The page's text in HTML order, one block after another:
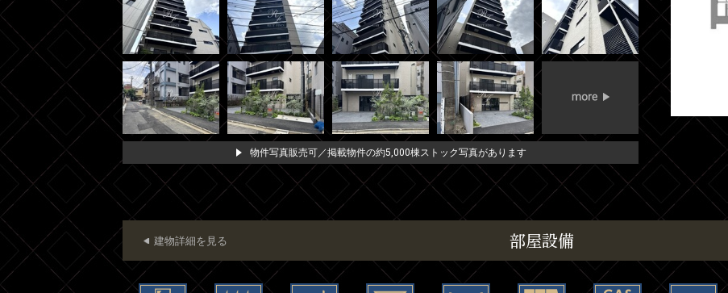
物件写真販売可／掲載物件の約5,000棟ストック写真があります
部屋設備
建物詳細を見る